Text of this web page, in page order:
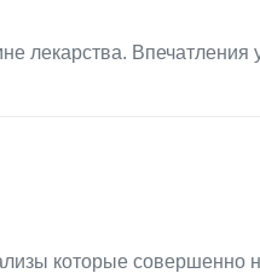
лекарства.
которые